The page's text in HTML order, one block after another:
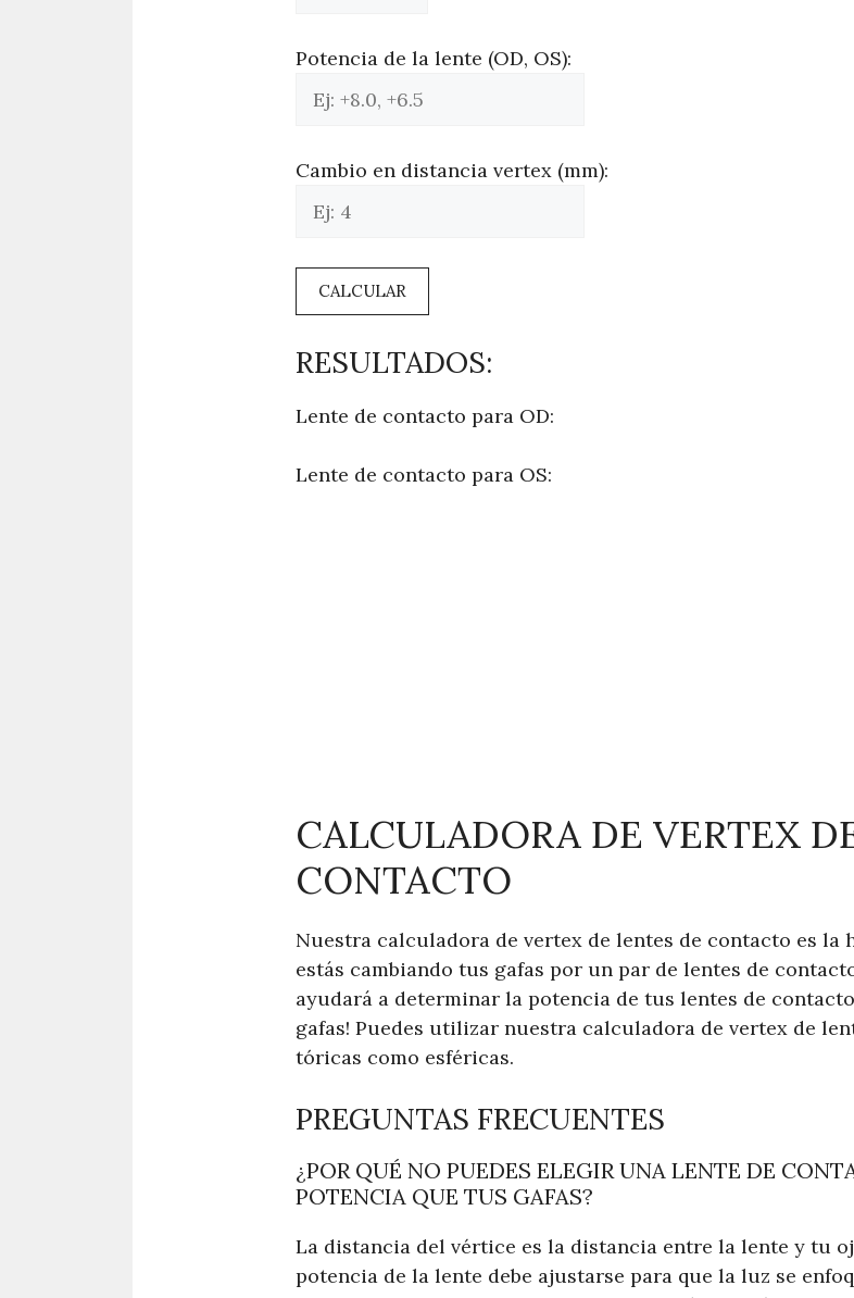
Potencia de la lente (OD, OS):
Cambio en distancia vertex (mm):
CALCULAR
RESULTADOS:
Lente de contacto para OD:
Lente de contacto para OS:
CALCULADORA DE VERTEX
CONTACTO
Nuestra calculadora de vertex de lentes de contacto es la
estás cambiando tus gafas por un par de lentes de
ayudará a determinar la potencia de tus lentes de
gafas! Puedes utilizar nuestra calculadora de vertex de
tóricas como esféricas.
PREGUNTAS FRECUENTES
¿POR QUÉ NO PUEDES ELEGIR UNA LENTE DE
POTENCIA QUE TUS GAFAS?
La distancia del vértice es la distancia entre la lente y tu
potencia de la lente debe ajustarse para que la luz se